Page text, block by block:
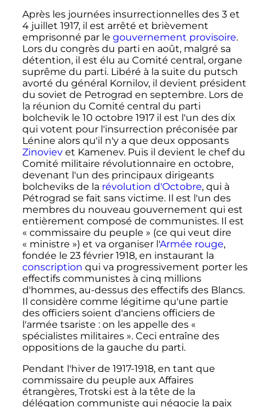
Après les journées insurrectionnelles des 3et
4 juillet 1917, il est arrêté et brièvement
emprisonné par le gouvernement provisoire.
Lors du congrès du parti en août, malgré sa
détention, il est élu au Comité central, organe
suprême du parti. Libéré à la suite du putsch
avorté du général Kornilov, il devient président
du soviet de Petrograd en septembre. Lors de
la réunion du Comité central du parti
bolchevik le 10 octobre 1917il est l'un des dix
qui votent pour l'insurrection préconisée par
Lénine alors qu'il n'y a que deux opposants
Zinovievet Kamenev. Puis il devient le chef du
Comité militaire révolutionnaire en octobre,
devenant l'un des principaux dirigeants
bolcheviks de la révolution d'Octobre, qui à
Pétrograd se fait sans victime. Il est l'un des
membres du nouveau gouvernement qui est
entièrement composé de communistes. Il est
« commissaire du peuple » (ce qui veut dire
« ministre ») et va organiser l'Armée rouge,
fondée le 23 février 1918, en instaurant la
conscription qui va progressivement porter les
effectifs communistes à cinq millions
d'hommes, au-dessus des effectifs des Blancs.
Il considère comme légitime qu'une partie
des officiers soient d'anciens officiers de
l'armée tsariste : on les appelle des «
spécialistes militaires ». Ceci entraîne des
oppositions de la gauche du parti.
Pendant l'hiver de 1917-1918, en tant que
commissaire du peuple aux Affaires
étrangères, Trotski est à la tête de la
délégation communiste qui négocie la paix